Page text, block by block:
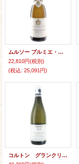
ムルソー プルミエ・クリュ ジュヌヴリエール 白 2023 ラトゥール・ジロー
22,810円(税別)
(税込: 25,091円)
コルトン グランクリュ ブラン 2023 パラン